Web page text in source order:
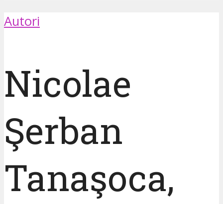
Autori
Nicolae
Şerban
Tanaşoca,